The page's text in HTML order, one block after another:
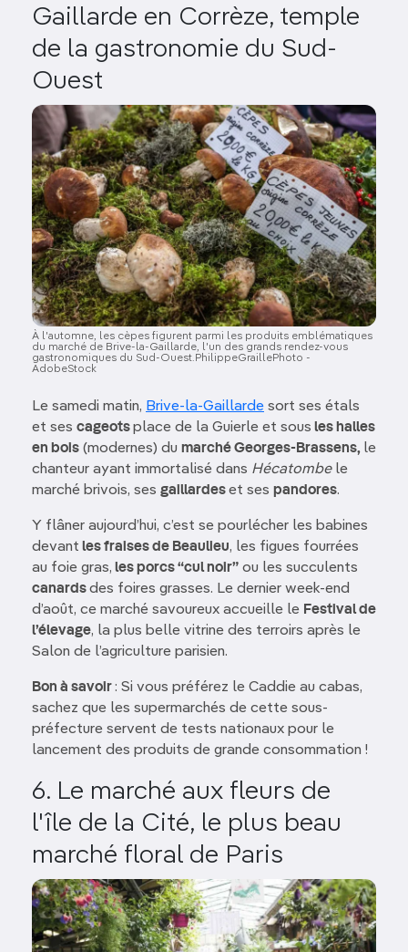
Gaillarde en Corrèze, temple
de la gastronomie du Sud-
Ouest
Image
À l'automne, les cèpes figurent parmi les produits emblématiques
du marché de Brive-la-Gaillarde, l'un des grands rendez-vous
gastronomiques du Sud-Ouest.PhilippeGraillePhoto -
AdobeStock
Le samedi matin, Brive-la-Gaillarde sort ses étals
et ses cageotsplace de la Guierle et sous les halles
en bois (modernes) du marché Georges-Brassens, le
chanteur ayant immortalisé dans Hécatombele
marché brivois, ses gaillardeset ses pandores.
Y flâner aujourd’hui, c’est se pourlécher les babines
devant les fraises de Beaulieu, les figues fourrées
au foie gras, les porcs “cul noir” ou les succulents
canardsdes foires grasses. Le dernier week-end
d’août, ce marché savoureux accueille le Festival de
l’élevage, la plus belle vitrine des terroirs après le
Salon de l’agriculture parisien.
Bon à savoir: Si vous préférez le Caddie au cabas,
sachez que les supermarchés de cette sous-
préfecture servent de tests nationaux pour le
lancement des produits de grande consommation !
6. Le marché aux fleurs de
l'île de la Cité, le plus beau
marché floral de Paris
Image